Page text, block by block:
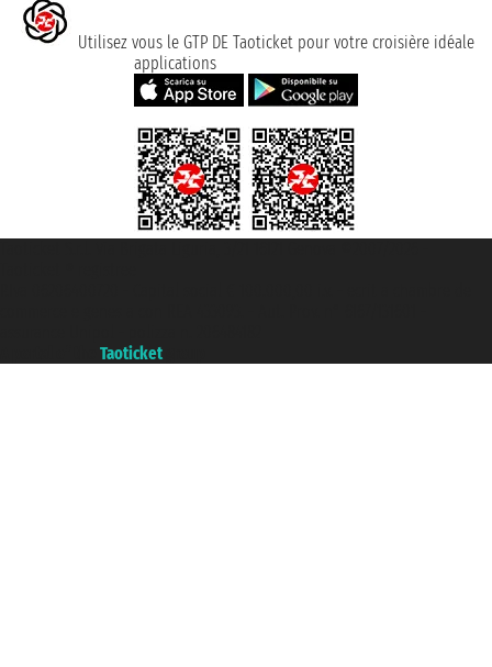
Utilisez vous le GTP DE Taoticket pour votre croisière idéale
applications
Taoticket